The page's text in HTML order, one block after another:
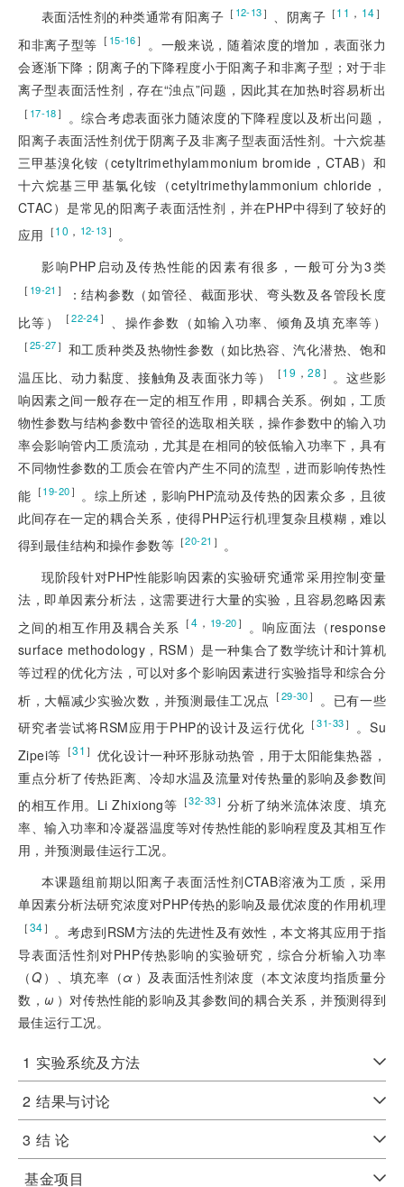
表面活性剂的种类通常有阳离子 ［ 12-13］ 、阴离子 ［11 ， 14］
和非离子型等 ［ 15-16］
。一般来说，随着浓度的增加，表面张力
会逐渐下降；阴离子的下降程度小于阳离子和非离子型；对于非
离子型表面活性剂，存在“浊点”问题，因此其在加热时容易析出
［ 17-18］
。综合考虑表面张力随浓度的下降程度以及析出问题，
阳离子表面活性剂优于阴离子及非离子型表面活性剂。十六烷基
三甲基溴化铵（cetyltrimethylammonium bromide，CTAB）和
十六烷基三甲基氯化铵（cetyltrimethylammonium chloride，
CTAC）是常见的阳离子表面活性剂，并在PHP中得到了较好的
应用 ［10 ， 12-13］ 。
影响PHP启动及传热性能的因素有很多，一般可分为3类
［ 19-21 ］
：结构参数（如管径、截面形状、弯头数及各管段长度
比等）
［22-24］ 、操作参数（如输入功率、倾角及填充率等）
［25-27］ 和工质种类及热物性参数（如比热容、汽化潜热、饱和
温压比、动力黏度、接触角及表面张力等）
［19 ，28 ］ 。这些影
响因素之间一般存在一定的相互作用，即耦合关系。例如，工质
物性参数与结构参数中管径的选取相关联，操作参数中的输入功
率会影响管内工质流动，尤其是在相同的较低输入功率下，具有
不同物性参数的工质会在管内产生不同的流型，进而影响传热性
能 ［19-20］ 。综上所述，影响PHP流动及传热的因素众多，且彼
此间存在一定的耦合关系，使得PHP运行机理复杂且模糊，难以
得到最佳结构和操作参数等 ［20-21 ］ 。
现阶段针对PHP性能影响因素的实验研究通常采用控制变量
法，即单因素分析法，这需要进行大量的实验，且容易忽略因素
之间的相互作用及耦合关系 ［4 ， 19-20］
。响应面法（response
surface methodology，RSM）是一种集合了数学统计和计算机
等过程的优化方法，可以对多个影响因素进行实验指导和综合分
析，大幅减少实验次数，并预测最佳工况点 ［29-30］
。已有一些
研究者尝试将RSM应用于PHP的设计及运行优化 ［31-33］ 。Su
Zipei等 ［31 ］ 优化设计一种环形脉动热管，用于太阳能集热器，
重点分析了传热距离、冷却水温及流量对传热量的影响及参数间
的相互作用。Li Zhixiong等 ［32-33］ 分析了纳米流体浓度、填充
率、输入功率和冷凝器温度等对传热性能的影响程度及其相互作
用，并预测最佳运行工况。
本课题组前期以阳离子表面活性剂CTAB溶液为工质，采用
单因素分析法研究浓度对PHP传热的影响及最优浓度的作用机理
［34］ 。考虑到RSM方法的先进性及有效性，本文将其应用于指
导表面活性剂对PHP传热影响的实验研究，综合分析输入功率
（Q ）、填充率（α ）及表面活性剂浓度（本文浓度均指质量分
数， ω ）对传热性能的影响及其参数间的耦合关系，并预测得到
最佳运行工况。
1 实验系统及方法
2 结果与讨论
3 结 论
基金项目